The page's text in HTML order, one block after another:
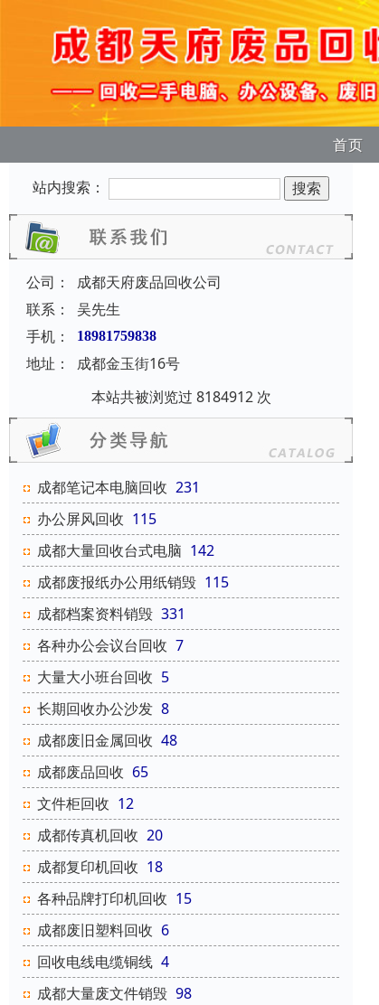
首页
站内搜索：
公司：
成都天府废品回收公司
联系：
吴先生
手机：
18981759838
地址：
成都金玉街16号
本站共被浏览过 8184912 次
成都笔记本电脑回收 231
办公屏风回收 115
成都大量回收台式电脑 142
成都废报纸办公用纸销毁 115
成都档案资料销毁 331
各种办公会议台回收 7
大量大小班台回收 5
长期回收办公沙发 8
成都废旧金属回收 48
成都废品回收 65
文件柜回收 12
成都传真机回收 20
成都复印机回收 18
各种品牌打印机回收 15
成都废旧塑料回收 6
回收电线电缆铜线 4
成都大量废文件销毁 98